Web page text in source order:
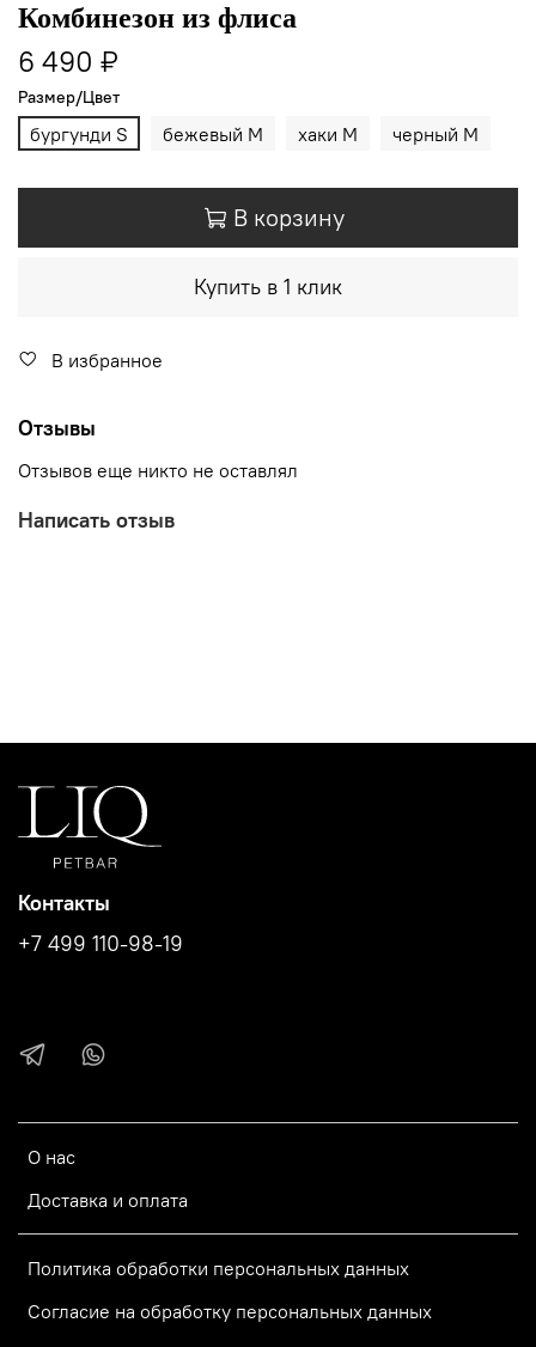
Комбинезон из флиса
6 490 ₽
Размер/Цвет
бургунди S бежевый M хаки M черный M
В корзину
Купить в 1 клик
В избранное
Отзывы
Отзывов еще никто не оставлял
Написать отзыв
О нас
Доставка и оплата
Политика обработки персональных данных
Согласие на обработку персональных данных
Контакты
+7 499 110-98-19